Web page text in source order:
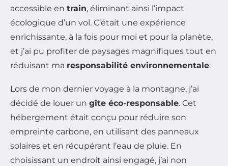
accessible en train, éliminant ainsi l’impact
écologique d’un vol. C’était une expérience
enrichissante, à la fois pour moi et pour la planète,
et j’ai pu profiter de paysages magnifiques tout en
réduisant ma responsabilité environnementale.
Lors de mon dernier voyage à la montagne, j’ai
décidé de louer un gîte éco-responsable. Cet
hébergement était conçu pour réduire son
empreinte carbone, en utilisant des panneaux
solaires et en récupérant l’eau de pluie. En
choisissant un endroit ainsi engagé, j’ai non